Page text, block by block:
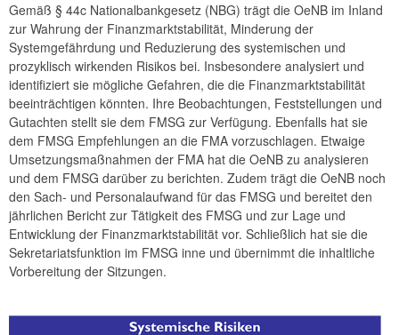
Gemäß § 44c Nationalbankgesetz (NBG) trägt die OeNB im Inland
zur Wahrung der Finanzmarktstabilität, Minderung der
Systemgefährdung und Reduzierung des systemischen und
prozyklisch wirkenden Risikos bei. Insbesondere analysiert und
identifiziert sie mögliche Gefahren, die die Finanzmarktstabilität
beeinträchtigen könnten. Ihre Beobachtungen, Feststellungen und
Gutachten stellt sie dem FMSG zur Verfügung. Ebenfalls hat sie
dem FMSG Empfehlungen an die FMA vorzuschlagen. Etwaige
Umsetzungsmaßnahmen der FMA hat die OeNB zu analysieren
und dem FMSG darüber zu berichten. Zudem trägt die OeNB noch
den Sach- und Personalaufwand für das FMSG und bereitet den
jährlichen Bericht zur Tätigkeit des FMSG und zur Lage und
Entwicklung der Finanzmarktstabilität vor. Schließlich hat sie die
Sekretariatsfunktion im FMSG inne und übernimmt die inhaltliche
Vorbereitung der Sitzungen.